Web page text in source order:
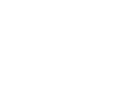
合は 201 件目及び
、後続のレコードに